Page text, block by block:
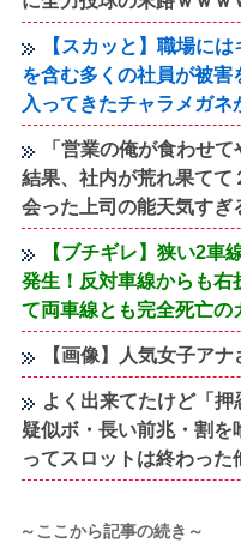
【スカッと】職場に
を含む多くの社員が被害
入ってきたチャラメガ
「営業の俺が食わせ
結果、社内が荒れ果てて
会った上司の能天気すぎ
【ブチギレ】狭い2車
発生！反対車線からも
て両車線とも完全死亡
【画像】人気女子ア
よく出来てたけど「押
疑似ボ・長い前兆・割
ってスロットは終わった
～ここから記事の続き～